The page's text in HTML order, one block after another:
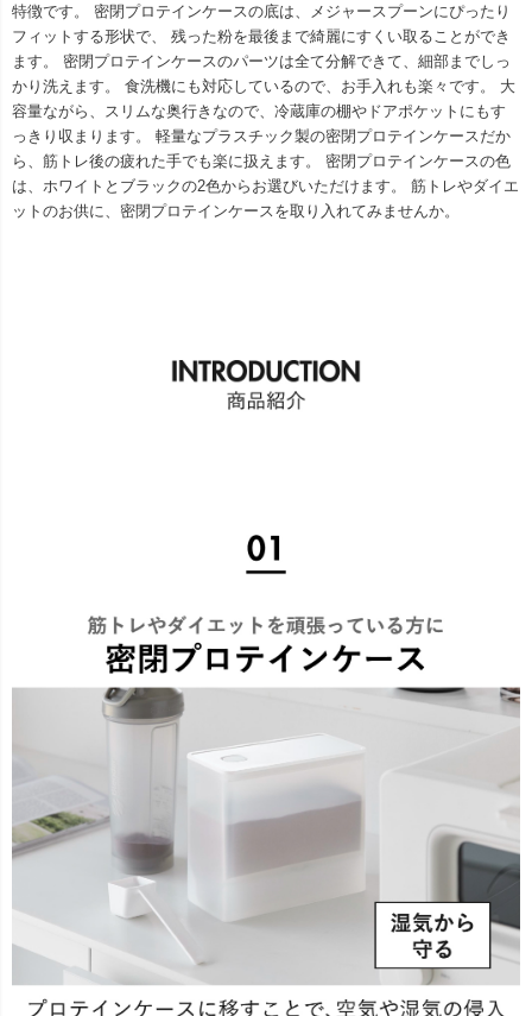
特徴です。 密閉プロテインケースの底は、メジャースプーンにぴったり
フィットする形状で、 残った粉を最後まで綺麗にすくい取ることができ
ます。 密閉プロテインケースのパーツは全て分解できて、細部までしっ
かり洗えます。 食洗機にも対応しているので、お手入れも楽々です。 大
容量ながら、スリムな奥行きなので、冷蔵庫の棚やドアポケットにもす
っきり収まります。 軽量なプラスチック製の密閉プロテインケースだか
ら、筋トレ後の疲れた手でも楽に扱えます。 密閉プロテインケースの色
は、ホワイトとブラックの2色からお選びいただけます。 筋トレやダイエ
ットのお供に、密閉プロテインケースを取り入れてみませんか。